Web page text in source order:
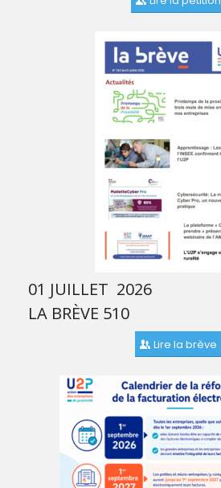
01 JUILLET 2026
LA BRÈVE 510
Lire la brève